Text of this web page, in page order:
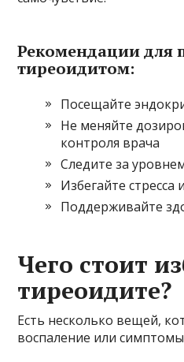
Рекомендации для
тиреоидитом:
Посещайте
Не меняйте
контроля врача
Следите за
Избегайте стресса
Поддерживайте
Чего стоит
тиреоидите?
Есть несколько вещей,
воспаление или